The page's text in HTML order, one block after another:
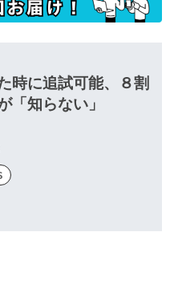
時に追試可能、８割
「知らない」